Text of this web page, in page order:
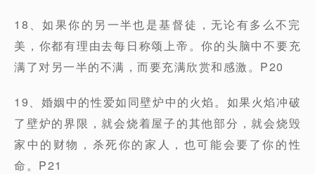
18、如果你的另一半也是基督徒，无论有多么不完
美，你都有理由去每日称颂上帝。你的头脑中不要充
满了对另一半的不满，而要充满欣赏和感激。P20
19、婚姻中的性爱如同壁炉中的火焰。如果火焰冲破
了壁炉的界限，就会烧着屋子的其他部分，就会烧毁
家中的财物，杀死你的家人，也可能会要了你的性
命。P21